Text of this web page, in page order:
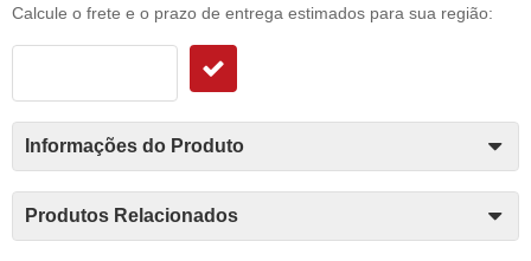
Calcule o frete e o prazo de entrega estimados para sua região:
Informações do Produto
Produtos Relacionados